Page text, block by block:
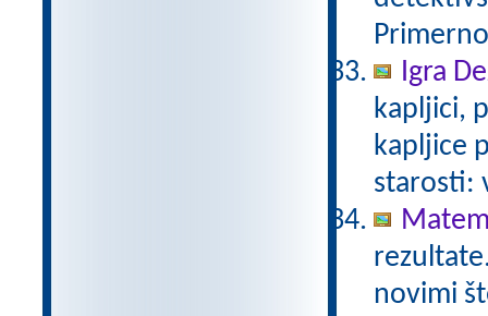
Igra
kapljici,
kapljice
starosti:
novimi